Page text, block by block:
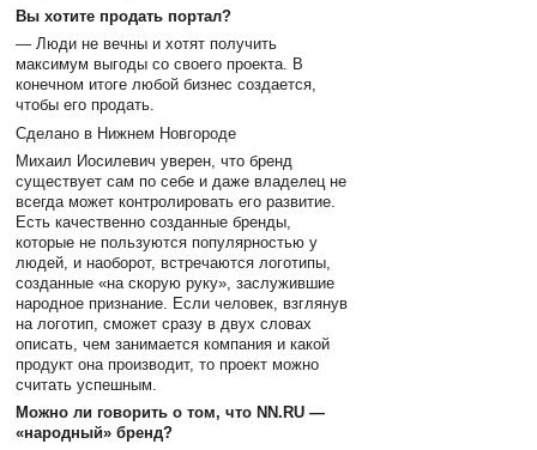
Вы хотите продать портал?
— Люди не вечны и хотят получить
максимум выгоды со своего проекта. В
конечном итоге любой бизнес создается,
чтобы его продать.
Сделано в Нижнем Новгороде
Михаил Иосилевич уверен, что бренд
существует сам по себе и даже владелец не
всегда может контролировать его развитие.
Есть качественно созданные бренды,
которые не пользуются популярностью у
людей, и наоборот, встречаются логотипы,
созданные «на скорую руку», заслужившие
народное признание. Если человек, взглянув
на логотип, сможет сразу в двух словах
описать, чем занимается компания и какой
продукт она производит, то проект можно
считать успешным.
Можно ли говорить о том, что NN.RU —
«народный» бренд?